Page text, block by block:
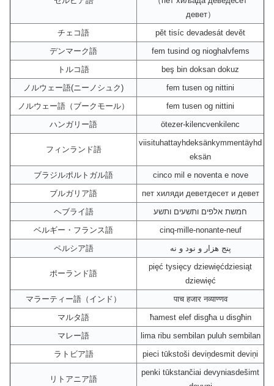
девет）
チェコ語
pět tisíc devadesát devět
デンマーク語
fem tusind og nioghalvfems
トルコ語
beş bin doksan dokuz
ノルウェー語(ニーノシュク)
fem tusen og nittini
ノルウェー語（ブークモール）
fem tusen og nittini
ハンガリー語
ötezer-kilencvenkilenc
フィンランド語
viisituhattayhdeksänkymmentäyhd
eksän
ブラジルポルトガル語
cinco mil e noventa e nove
ブルガリア語
пет хиляди деветдесет и девет
ヘブライ語
חמשת אלפים ותשעים ותשע
ベルギー・フランス語
cinq-mille-nonante-neuf
ペルシア語
پنج هزار و نود و نه
ポーランド語
pięć tysięcy dziewięćdziesiąt
dziewięć
マラーティー語（インド）
पाच हजार नव्याण्णव
マルタ語
ħamest elef disgħa u disgħin
マレー語
lima ribu sembilan puluh sembilan
ラトビア語
pieci tūkstoši deviņdesmit deviņi
リトアニア語
penki tūkstančiai devyniasdešimt